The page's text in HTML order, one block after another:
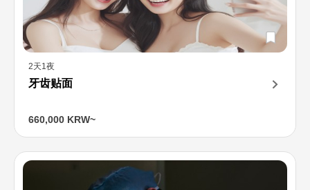
2天1夜
牙齿贴面
660,000 KRW~